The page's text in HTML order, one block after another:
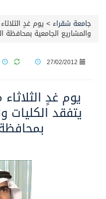
جامعة شقراء > يوم غدٍ
والمشاريع الجامعية بمحافظة
27/02/2012
يوم غدٍ
يتفقد الكليات